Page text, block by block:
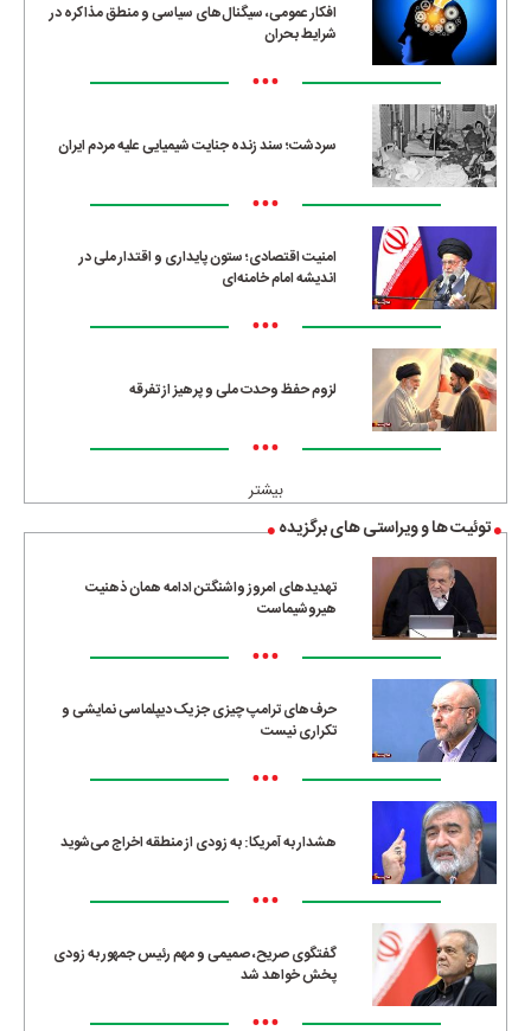
افکار عمومی، سیگنال‌های سیاسی و منطق مذاکره در
شرایط بحران
•••
سردشت؛ سند زنده جنایت شیمیایی علیه مردم ایران
•••
امنیت اقتصادی؛ ستون پایداری و اقتدار ملی در
اندیشه امام خامنه‌ای
•••
لزوم حفظ وحدت ملی و پرهیز از تفرقه
•••
بیشتر
توئیت ها و ویراستی های برگزیده
تهدیدهای امروز واشنگتن ادامه همان ذهنیت
هیروشیماست
•••
حرف‌های ترامپ چیزی جز یک دیپلماسی نمایشی و
تکراری نیست
•••
هشدار به آمریکا: به زودی از منطقه اخراج می‌شوید
•••
گفتگوی صریح، صمیمی و مهم رئیس جمهور به زودی
پخش خواهد شد